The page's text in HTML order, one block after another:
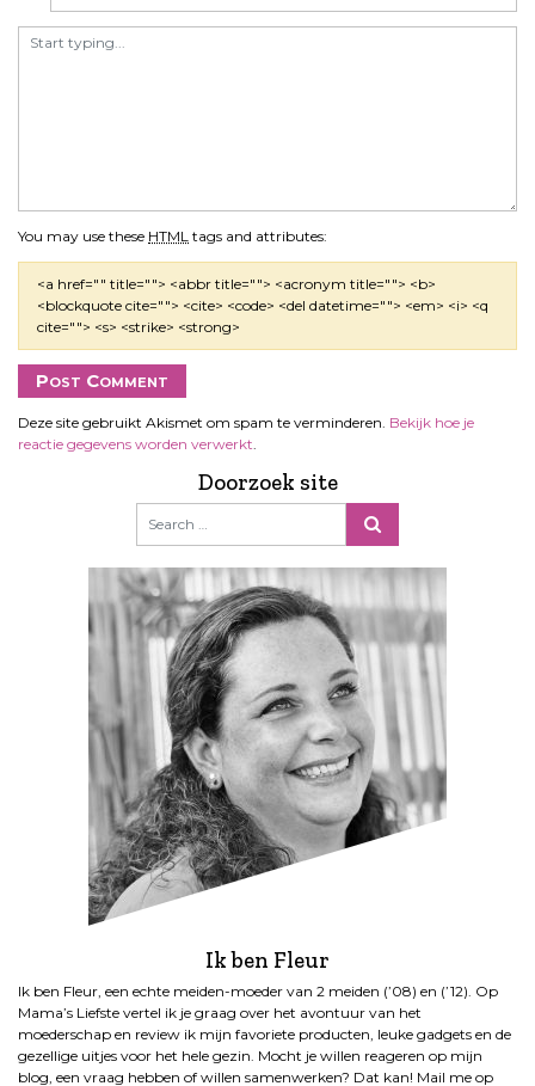
You may use these HTML tags and attributes:
<a href="" title=""> <abbr title=""> <acronym title=""> <b>
<blockquote cite=""> <cite> <code> <del datetime=""> <em> <i> <q
cite=""> <s> <strike> <strong>
Deze site gebruikt Akismet om spam te verminderen. Bekijk hoe je
reactie gegevens worden verwerkt
Doorzoek site
Ik ben Fleur
Ik ben Fleur, een echte meiden-moeder van 2 meiden (’08) en (’12). Op
Mama’s Liefste vertel ik je graag over het avontuur van het
moederschap en review ik mijn favoriete producten, leuke gadgets en de
gezellige uitjes voor het hele gezin. Mocht je willen reageren op mijn
blog, een vraag hebben of willen samenwerken? Dat kan! Mail me op